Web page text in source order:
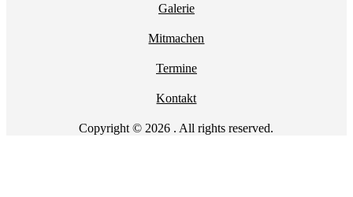
Galerie
Mitmachen
Termine
Kontakt
Copyright © 2026 . All rights reserved.